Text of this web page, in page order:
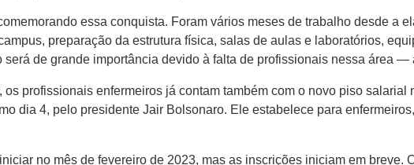
essa conquista. Foram vários meses de trabalho desde a
preparação da estrutura física, salas de aulas e laboratórios,
será de grande importância devido à falta de profissionais nessa área —
profissionais enfermeiros já contam também com o novo piso salarial
dia 4, pelo presidente Jair Bolsonaro. Ele estabelece para
no mês de fevereiro de 2023, mas as inscrições iniciam em breve.